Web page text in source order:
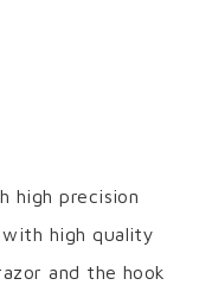
high precision
with high quality
and the hook